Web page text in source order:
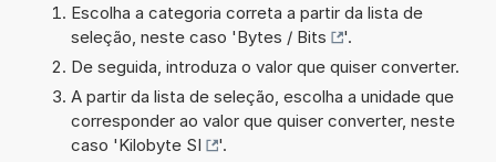
Escolha a categoria correta a partir da lista de
seleção, neste caso 'Bytes / Bits
'.
De seguida, introduza o valor que quiser converter.
A partir da lista de seleção, escolha a unidade que
corresponder ao valor que quiser converter, neste
caso 'Kilobyte SI
'.